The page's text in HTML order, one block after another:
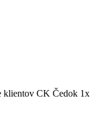
klientov CK Čedok